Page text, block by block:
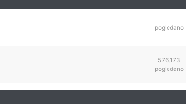
pogledano
576,173
pogledano